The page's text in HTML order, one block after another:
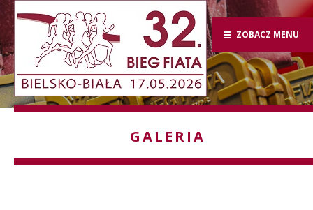
ZOBACZ MENU
GALERIA